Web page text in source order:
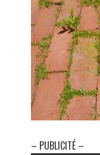
– PUBLICITÉ –